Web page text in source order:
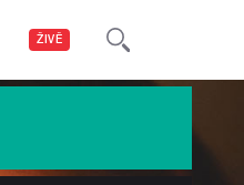
ŽIVĚ